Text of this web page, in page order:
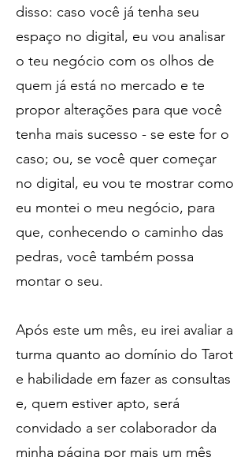
disso: caso você já tenha seu
espaço no digital, eu vou analisar
o teu negócio com os olhos de
quem já está no mercado e te
propor alterações para que você
tenha mais sucesso - se este for o
caso; ou, se você quer começar
no digital, eu vou te mostrar como
eu montei o meu negócio, para
que, conhecendo o caminho das
pedras, você também possa
montar o seu.
Após este um mês, eu irei avaliar a
turma quanto ao domínio do Tarot
e habilidade em fazer as consultas
e, quem estiver apto, será
convidado a ser colaborador da
minha página por mais um mês